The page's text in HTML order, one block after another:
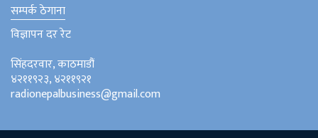
सम्पर्क ठेगाना
विज्ञापन दर रेट
सिंहदरवार, काठमाडौं
४२११९२३, ४२११९२१
radionepalbusiness@gmail.com